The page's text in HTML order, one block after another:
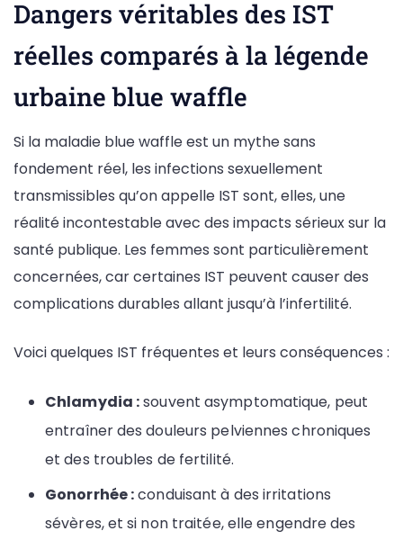
Dangers véritables des IST
réelles comparés à la légende
urbaine blue waffle
Si la maladie blue waffle est un mythe sans
fondement réel, les infections sexuellement
transmissibles qu’on appelle IST sont, elles, une
réalité incontestable avec des impacts sérieux sur la
santé publique. Les femmes sont particulièrement
concernées, car certaines IST peuvent causer des
complications durables allant jusqu’à l’infertilité.
Voici quelques IST fréquentes et leurs conséquences :
Chlamydia :souvent asymptomatique, peut
entraîner des douleurs pelviennes chroniques
et des troubles de fertilité.
Gonorrhée :conduisant à des irritations
sévères, et si non traitée, elle engendre des